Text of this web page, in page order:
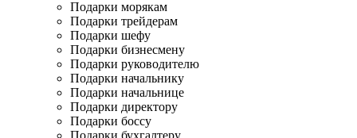
Подарки морякам
Подарки трейдерам
Подарки шефу
Подарки бизнесмену
Подарки руководителю
Подарки начальнику
Подарки начальнице
Подарки директору
Подарки боссу
Подарки бухгалтеру